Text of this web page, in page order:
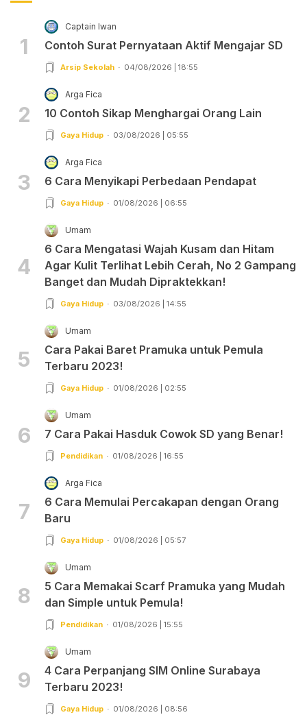
1
Captain Iwan
Contoh Surat Pernyataan Aktif Mengajar SD
Arsip Sekolah 04/08/2026 | 18:55
2
Arga Fica
10 Contoh Sikap Menghargai Orang Lain
Gaya Hidup 03/08/2026 | 05:55
3
Arga Fica
6 Cara Menyikapi Perbedaan Pendapat
Gaya Hidup 01/08/2026 | 06:55
4
Umam
6 Cara Mengatasi Wajah Kusam dan Hitam
Agar Kulit Terlihat Lebih Cerah, No 2 Gampang
Banget dan Mudah Dipraktekkan!
Gaya Hidup 03/08/2026 | 14:55
5
Umam
Cara Pakai Baret Pramuka untuk Pemula
Terbaru 2023!
Gaya Hidup 01/08/2026 | 02:55
6
Umam
7 Cara Pakai Hasduk Cowok SD yang Benar!
Pendidikan 01/08/2026 | 16:55
7
Arga Fica
6 Cara Memulai Percakapan dengan Orang
Baru
Gaya Hidup 01/08/2026 | 05:57
8
Umam
5 Cara Memakai Scarf Pramuka yang Mudah
dan Simple untuk Pemula!
Pendidikan 01/08/2026 | 15:55
9
Umam
4 Cara Perpanjang SIM Online Surabaya
Terbaru 2023!
Gaya Hidup 01/08/2026 | 08:56